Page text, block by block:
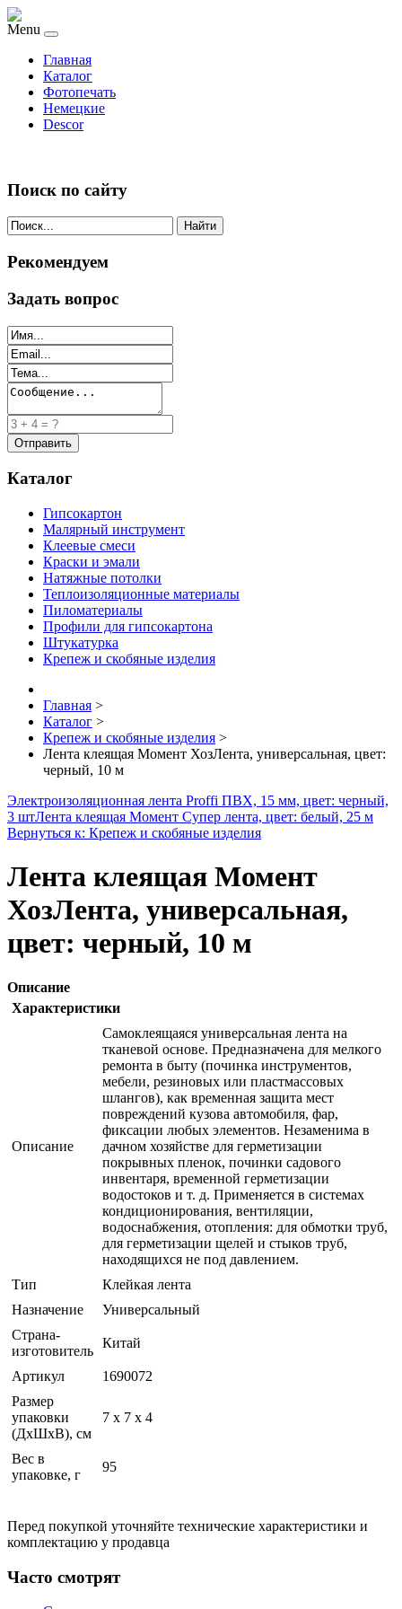
Menu
Главная
Каталог
Фотопечать
Немецкие
Descor
Поиск по сайту
Найти
Рекомендуем
Задать вопрос
Каталог
Гипсокартон
Малярный инструмент
Клеевые смеси
Краски и эмали
Натяжные потолки
Теплоизоляционные материалы
Пиломатериалы
Профили для гипсокартона
Штукатурка
Крепеж и скобяные изделия
Главная >
Каталог >
Крепеж и скобяные изделия >
Лента клеящая Момент ХозЛента, универсальная, цвет:
черный, 10 м
Электроизоляционная лента Proffi ПВХ, 15 мм, цвет: черный,
3 штЛента клеящая Момент Супер лента, цвет: белый, 25 м
Вернуться к: Крепеж и скобяные изделия
Лента клеящая Момент
ХозЛента, универсальная,
цвет: черный, 10 м
Описание
Характеристики
Описание
Самоклеящаяся универсальная лента на
тканевой основе. Предназначена для мелкого
ремонта в быту (починка инструментов,
мебели, резиновых или пластмассовых
шлангов), как временная защита мест
повреждений кузова автомобиля, фар,
фиксации любых элементов. Незаменима в
дачном хозяйстве для герметизации
покрывных пленок, починки садового
инвентаря, временной герметизации
водостоков и т. д. Применяется в системах
кондиционирования, вентиляции,
водоснабжения, отопления: для обмотки труб,
для герметизации щелей и стыков труб,
находящихся не под давлением.
Тип
Клейкая лента
Назначение
Универсальный
Страна-
изготовитель
Китай
Артикул
1690072
Размер
упаковки
(ДхШхВ), см
7 x 7 x 4
Вес в
упаковке, г
95
Перед покупкой уточняйте технические характеристики и
комплектацию у продавца
Часто смотрят